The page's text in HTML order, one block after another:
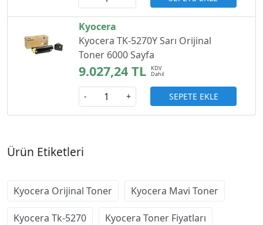
Kyocera
Kyocera TK-5270Y Sarı Orijinal
Toner 6000 Sayfa
9.027,24 TL
- + SEPETE EKLE
Ürün Etiketleri
Kyocera Orijinal Toner Kyocera Mavi Toner
Kyocera Tk-5270 Kyocera Toner Fiyatları